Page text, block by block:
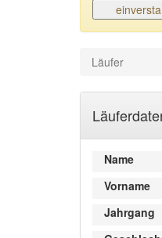
Läufer
Name
Vorname
Jahrgang